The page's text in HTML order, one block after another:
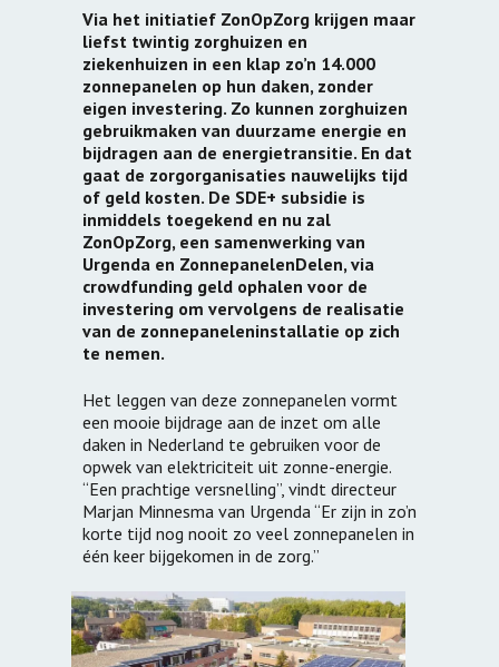
Via het initiatief ZonOpZorg krijgen maar
liefst twintig zorghuizen en
ziekenhuizen in een klap zo’n 14.000
zonnepanelen op hun daken, zonder
eigen investering. Zo kunnen zorghuizen
gebruikmaken van duurzame energie en
bijdragen aan de energietransitie. En dat
gaat de zorgorganisaties nauwelijks tijd
of geld kosten. De SDE+ subsidie is
inmiddels toegekend en nu zal
ZonOpZorg, een samenwerking van
Urgenda en ZonnepanelenDelen, via
crowdfunding geld ophalen voor de
investering om vervolgens de realisatie
van de zonnepaneleninstallatie op zich
te nemen.
Het leggen van deze zonnepanelen vormt
een mooie bijdrage aan de inzet om alle
daken in Nederland te gebruiken voor de
opwek van elektriciteit uit zonne-energie.
“Een prachtige versnelling”, vindt directeur
Marjan Minnesma van Urgenda “Er zijn in zo’n
korte tijd nog nooit zo veel zonnepanelen in
één keer bijgekomen in de zorg.”